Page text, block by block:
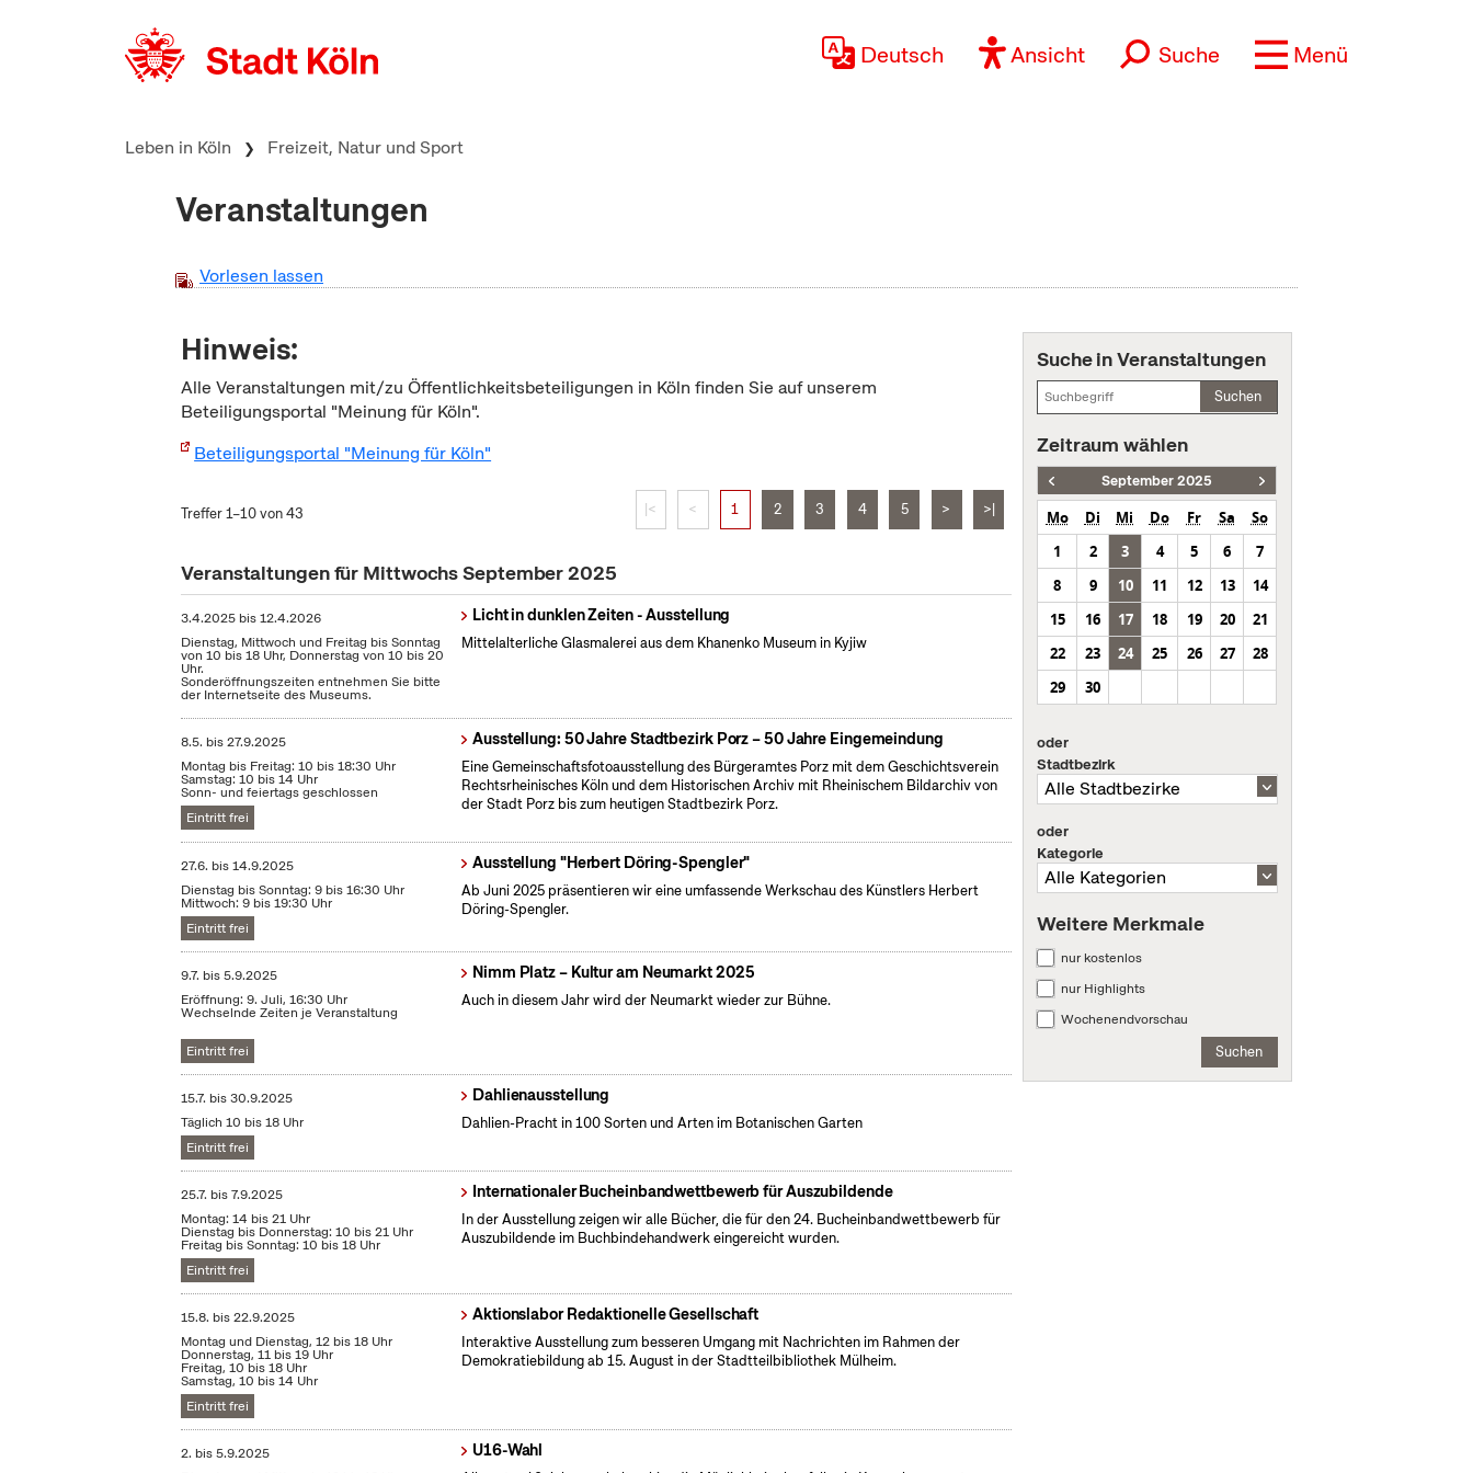
Deutsch Ansicht Suche Menü
Leben in Köln Freizeit, Natur und Sport
Veranstaltungen
Vorlesen lassen
Hinweis:
Alle Veranstaltungen mit/zu Öffentlichkeitsbeteiligungen in Köln finden Sie auf unserem
Beteiligungsportal "Meinung für Köln".
Beteiligungsportal "Meinung für Köln"
Treffer 1–10 von 43 |< < 1 2 3 4 5 > >|
Veranstaltungen für Mittwochs September 2025
3.4.2025 bis12.4.2026
Dienstag, Mittwoch und Freitag bis Sonntag
von 10 bis 18 Uhr, Donnerstag von 10 bis 20
Uhr.
Sonderöffnungszeiten entnehmen Sie bitte
der Internetseite des Museums.
Licht in dunklen Zeiten - Ausstellung
Mittelalterliche Glasmalerei aus dem Khanenko Museum in Kyjiw
8.5. bis27.9.2025
Montag bis Freitag: 10 bis 18:30 Uhr
Samstag: 10 bis 14 Uhr
Sonn- und feiertags geschlossen
Eintritt frei
Ausstellung: 50 Jahre Stadtbezirk Porz – 50 Jahre Eingemeindung
Eine Gemeinschaftsfotoausstellung des Bürgeramtes Porz mit dem Geschichtsverein
Rechtsrheinisches Köln und dem Historischen Archiv mit Rheinischem Bildarchiv von
der Stadt Porz bis zum heutigen Stadtbezirk Porz.
27.6. bis14.9.2025
Dienstag bis Sonntag: 9 bis 16:30 Uhr
Mittwoch: 9 bis 19:30 Uhr
Eintritt frei
Ausstellung "Herbert Döring-Spengler"
Ab Juni 2025 präsentieren wir eine umfassende Werkschau des Künstlers Herbert
Döring-Spengler.
9.7. bis5.9.2025
Eröffnung: 9. Juli, 16:30 Uhr
Wechselnde Zeiten je Veranstaltung
Eintritt frei
Nimm Platz – Kultur am Neumarkt 2025
Auch in diesem Jahr wird der Neumarkt wieder zur Bühne.
15.7. bis30.9.2025
Täglich 10 bis 18 Uhr
Eintritt frei
Dahlienausstellung
Dahlien-Pracht in 100 Sorten und Arten im Botanischen Garten
25.7. bis7.9.2025
Montag: 14 bis 21 Uhr
Dienstag bis Donnerstag: 10 bis 21 Uhr
Freitag bis Sonntag: 10 bis 18 Uhr
Eintritt frei
Internationaler Bucheinbandwettbewerb für Auszubildende
In der Ausstellung zeigen wir alle Bücher, die für den 24. Bucheinbandwettbewerb für
Auszubildende im Buchbindehandwerk eingereicht wurden.
15.8. bis22.9.2025
Montag und Dienstag, 12 bis 18 Uhr
Donnerstag, 11 bis 19 Uhr
Freitag, 10 bis 18 Uhr
Samstag, 10 bis 14 Uhr
Eintritt frei
Aktionslabor Redaktionelle Gesellschaft
Interaktive Ausstellung zum besseren Umgang mit Nachrichten im Rahmen der
Demokratiebildung ab 15. August in der Stadtteilbibliothek Mülheim.
2. bis5.9.2025
U16-Wahl
Suche in Veranstaltungen
Suchen
Zeitraum wählen
September 2025
Mo Di Mi Do Fr Sa
So
1
2 3 4 5 6
7
8
9 10 11 12 13
14
15
16 17 18 19 20
21
22
23 24 25 26 27
28
29
30
oder
Stadtbezirk
oder
Kategorie
Weitere Merkmale
nur kostenlos
nur Highlights
Wochenendvorschau
Suchen